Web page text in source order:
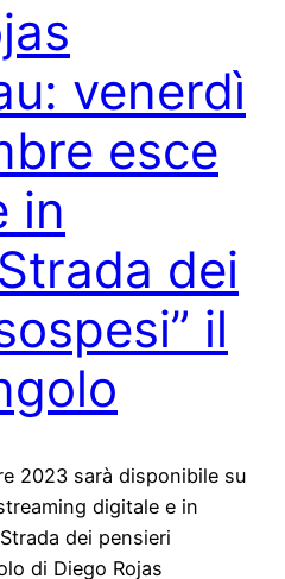
venerdì
esce
in
dei
il
2023 sarà disponibile su
digitale e in
dei pensieri
di Diego Rojas